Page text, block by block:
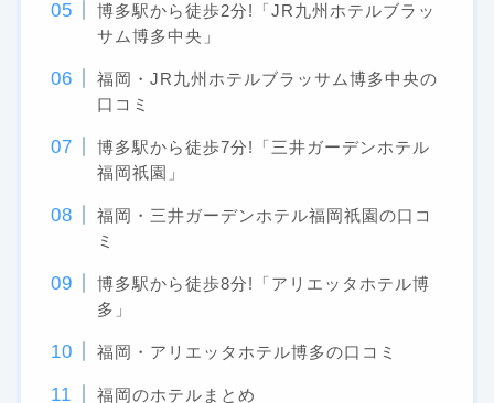
博多駅から徒歩2分!「JR九州ホテルブラッ
サム博多中央」
福岡・JR九州ホテルブラッサム博多中央の
口コミ
博多駅から徒歩7分!「三井ガーデンホテル
福岡祇園」
福岡・三井ガーデンホテル福岡祇園の口コ
ミ
博多駅から徒歩8分!「アリエッタホテル博
多」
福岡・アリエッタホテル博多の口コミ
福岡のホテルまとめ